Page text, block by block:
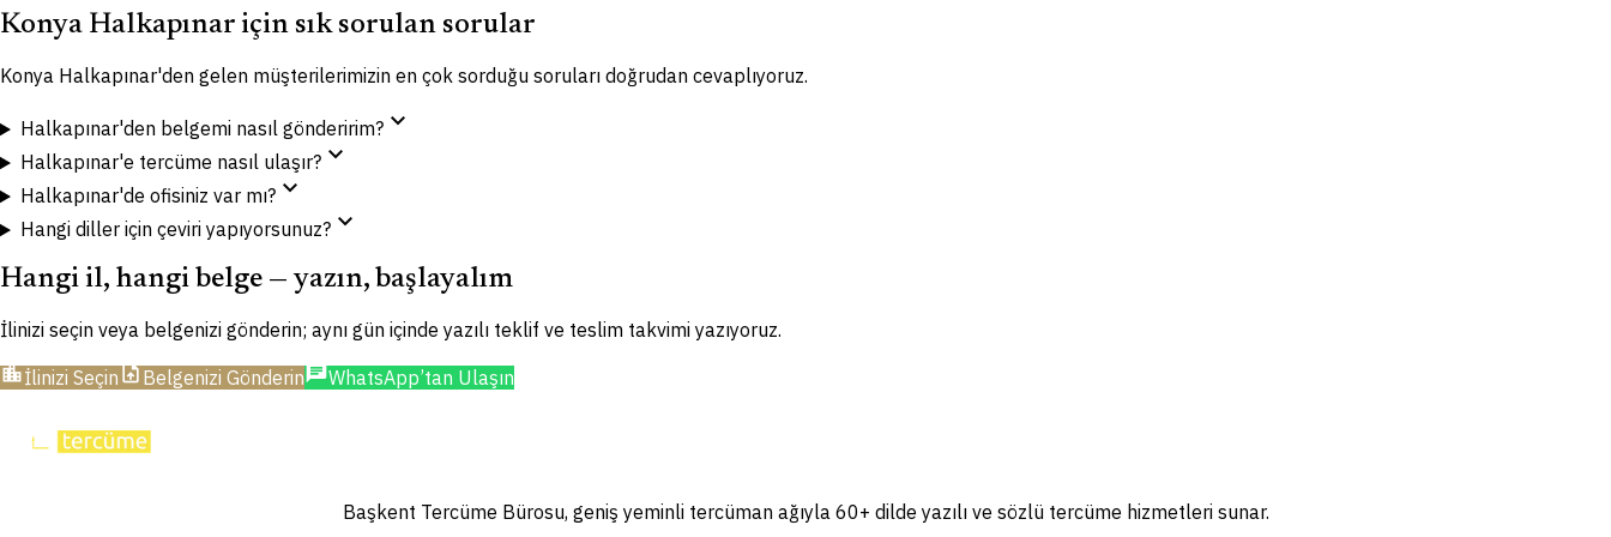
Konya Halkapınar için sık sorulan sorular
Konya Halkapınar'den gelen müşterilerimizin en çok sorduğu soruları doğrudan cevaplıyoruz.
Halkapınar'den belgemi nasıl gönderirim?expand_more
Halkapınar'e tercüme nasıl ulaşır?expand_more
Halkapınar'de ofisiniz var mı?expand_more
Hangi diller için çeviri yapıyorsunuz?expand_more
Hangi il, hangi belge — yazın, başlayalım
İlinizi seçin veya belgenizi gönderin; aynı gün içinde yazılı teklif ve teslim takvimi yazıyoruz.
location_cityİlinizi Seçinupload_fileBelgenizi GönderinchatWhatsApp’tan Ulaşın
Başkent Tercüme Bürosu, geniş yeminli tercüman ağıyla 60+ dilde yazılı ve sözlü tercüme hizmetleri sunar.